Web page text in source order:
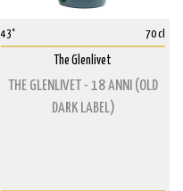
43° 70 cl
The Glenlivet
THE GLENLIVET - 18 ANNI (OLD
DARK LABEL)